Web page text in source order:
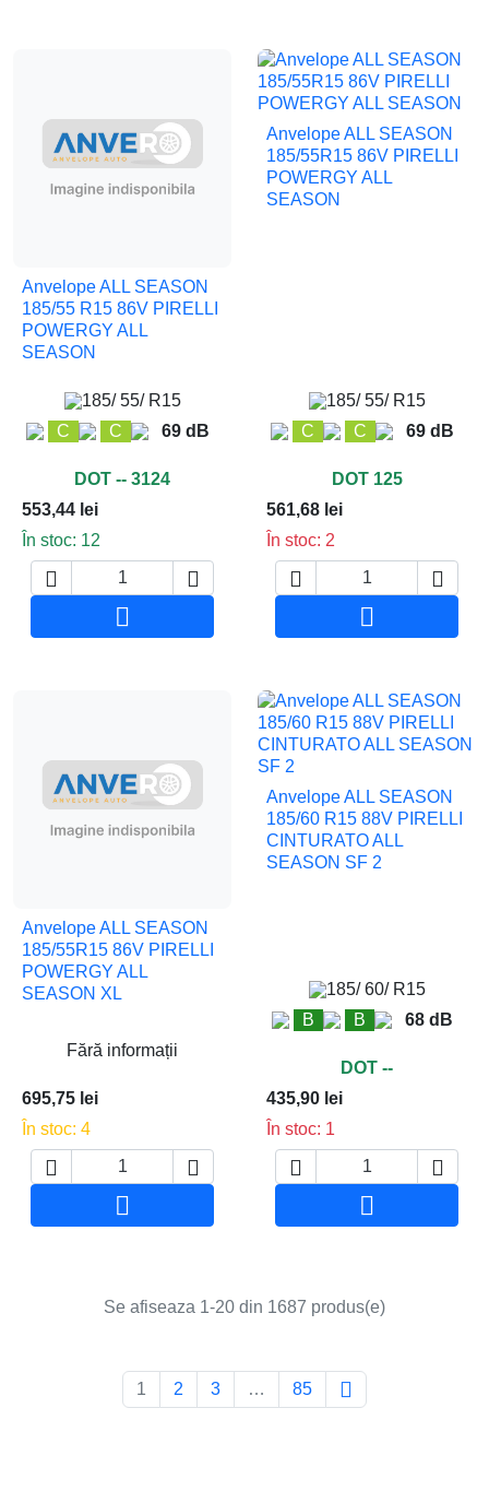
Anvelope ALL SEASON
185/55 R15 86V PIRELLI
POWERGY ALL
SEASON
185/ 55/ R15
C
C 69 dB
DOT -- 3124
553,44 lei
În stoc: 12
 

Anvelope ALL SEASON
185/55R15 86V PIRELLI
POWERGY ALL
SEASON
185/ 55/ R15
C
C 69 dB
DOT 125
561,68 lei
În stoc: 2
 

Anvelope ALL SEASON
185/55R15 86V PIRELLI
POWERGY ALL
SEASON XL
Fără informații
695,75 lei
În stoc: 4
 

Anvelope ALL SEASON
185/60 R15 88V PIRELLI
CINTURATO ALL
SEASON SF 2
185/ 60/ R15
B
B 68 dB
DOT --
435,90 lei
În stoc: 1
 

Se afiseaza 1-20 din 1687 produs(e)
1 2 3 … 85 